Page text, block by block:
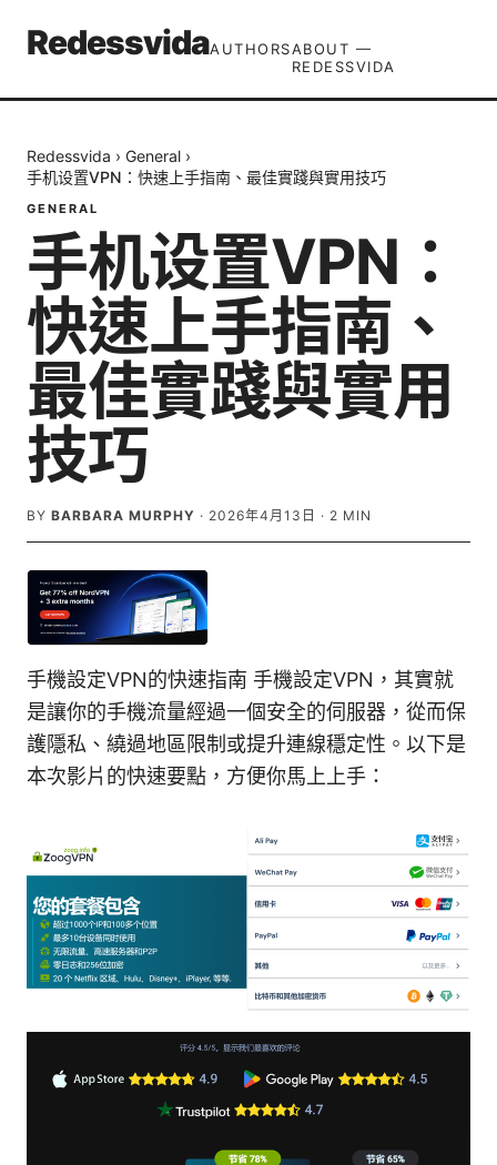
RedessvidaAUTHORSABOUT —
REDESSVIDA
Redessvida › General ›
手机设置VPN：快速上手指南、最佳實踐與實用技巧
GENERAL
手机设置VPN：
快速上手指南、
最佳實踐與實用
技巧
BY BARBARA MURPHY · 2026年4月13日 · 2 MIN
手機設定VPN的快速指南 手機設定VPN，其實就
是讓你的手機流量經過一個安全的伺服器，從而保
護隱私、繞過地區限制或提升連線穩定性。以下是
本次影片的快速要點，方便你馬上上手：